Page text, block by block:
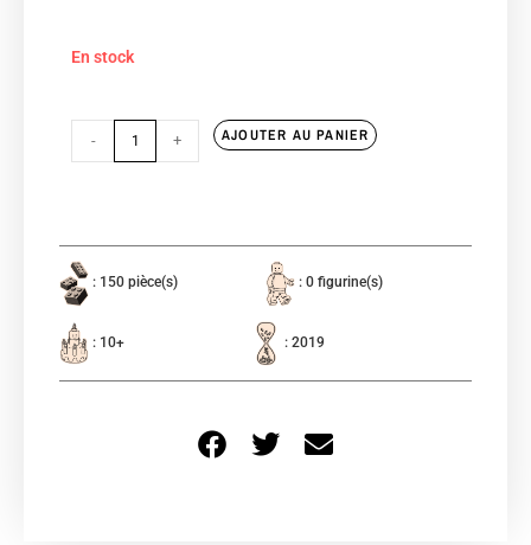
En stock
- + AJOUTER AU PANIER
: 150 pièce(s) : 0 figurine(s)
: 10+ : 2019